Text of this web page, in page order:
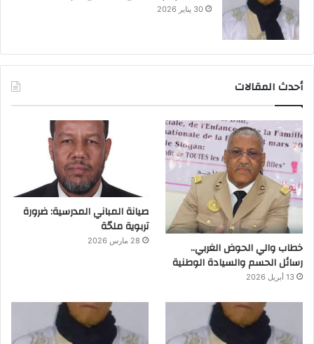
30 يناير 2026
أحدث المقالات
خطاب والي الحوض الغربي..
رسائل الحسم والسيادة الوطنية
13 أبريل 2026
صيانة المباني المدرسية: ضرورة
تربوية ملحّة
28 مارس 2026